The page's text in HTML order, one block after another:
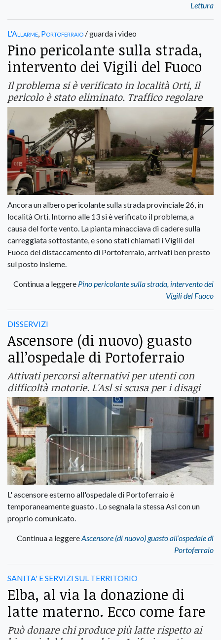
Lettura
L'Allarme, Portoferraio / guarda i video
Pino pericolante sulla strada,
intervento dei Vigili del Fuoco
Il problema si è verificato in località Orti, il
pericolo è stato eliminato. Traffico regolare
Ancora un albero pericolante sulla strada provinciale 26, in
località Orti. Intorno alle 13 si è verificato il problema, a
causa del forte vento. La pianta minacciava di cadere sulla
carreggiata sottostante, e sono stati chiamati i Vigili del
Fuoco del distaccamento di Portoferraio, arrivati ben presto
sul posto insieme.
Continua a leggere Pino pericolante sulla strada, intervento dei
Vigili del Fuoco
DISSERVIZI
Ascensore (di nuovo) guasto
all’ospedale di Portoferraio
Attivati percorsi alternativi per utenti con
difficoltà motorie. L'Asl si scusa per i disagi
L' ascensore esterno all'ospedale di Portoferraio è
temporaneamente guasto . Lo segnala la stessa Asl con un
proprio comunicato.
Continua a leggereAscensore (di nuovo) guasto all’ospedale di
Portoferraio
SANITA' E SERVIZI SUL TERRITORIO
Elba, al via la donazione di
latte materno. Ecco come fare
Può donare chi produce più latte rispetto ai